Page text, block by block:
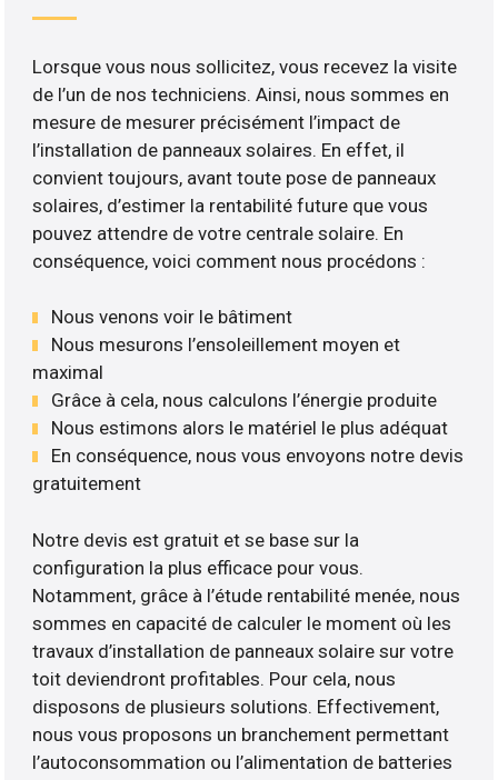
Lorsque vous nous sollicitez, vous recevez la visite
de l’un de nos techniciens. Ainsi, nous sommes en
mesure de mesurer précisément l’impact de
l’installation de panneaux solaires. En effet, il
convient toujours, avant toute pose de panneaux
solaires, d’estimer la rentabilité future que vous
pouvez attendre de votre centrale solaire. En
conséquence, voici comment nous procédons :
Nous venons voir le bâtiment
Nous mesurons l’ensoleillement moyen et
maximal
Grâce à cela, nous calculons l’énergie produite
Nous estimons alors le matériel le plus adéquat
En conséquence, nous vous envoyons notre devis
gratuitement
Notre devis est gratuit et se base sur la
configuration la plus efficace pour vous.
Notamment, grâce à l’étude rentabilité menée, nous
sommes en capacité de calculer le moment où les
travaux d’installation de panneaux solaire sur votre
toit deviendront profitables. Pour cela, nous
disposons de plusieurs solutions. Effectivement,
nous vous proposons un branchement permettant
l’autoconsommation ou l’alimentation de batteries